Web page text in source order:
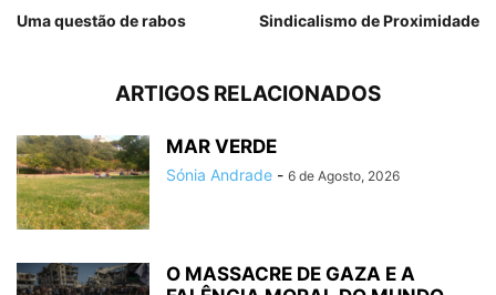
Uma questão de rabos Sindicalismo de Proximidade
ARTIGOS RELACIONADOS
MAR VERDE
Sónia Andrade - 6 de Agosto, 2026
O MASSACRE DE GAZA E A